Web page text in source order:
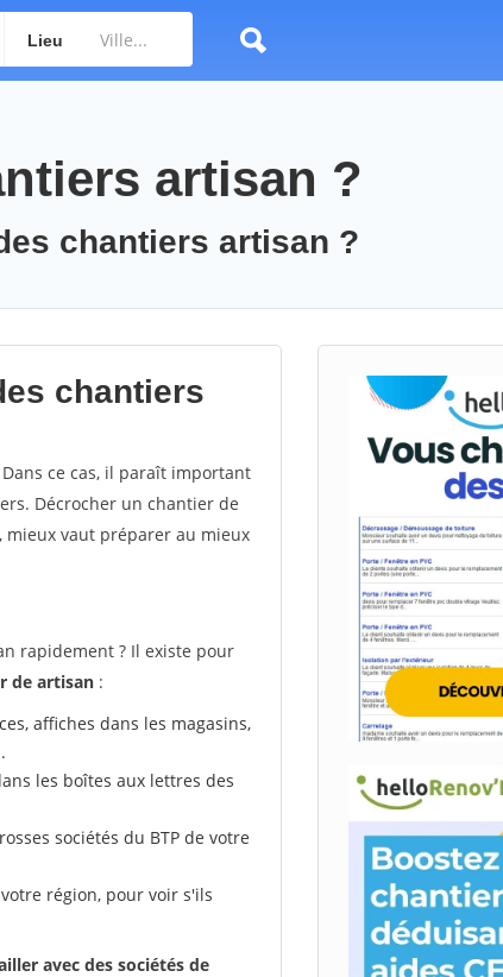
Lieu
artisan ?
chantiers artisan ?
chantiers
ce cas, il paraît important
Décrocher un chantier de
vaut préparer au mieux
rapidement ? Il existe pour
de artisan :
affiches dans les magasins,
les boîtes aux lettres des
sociétés du BTP de votre
région, pour voir s'ils
avec des sociétés de